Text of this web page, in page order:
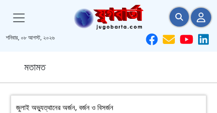
শনিবার, ০৮ আগস্ট, ২০২৬
মতামত
জুলাই অভ্যুত্থানের অর্জন, বর্জন ও বিসর্জন